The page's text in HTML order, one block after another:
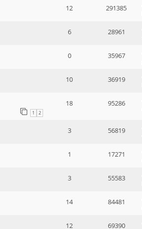
12 291385
6 28961
0 35967
10 36919
1 2
18 95286
3 56819
1 17271
3 55583
14 84481
12 69390